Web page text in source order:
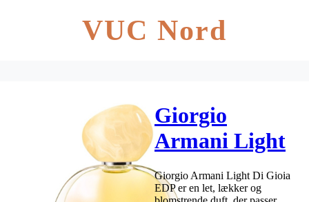
VUC Nord
Giorgio
Armani Light
Di Gioia EDP
30 ml
Giorgio Armani Light Di Gioia
EDP er en let, lækker og